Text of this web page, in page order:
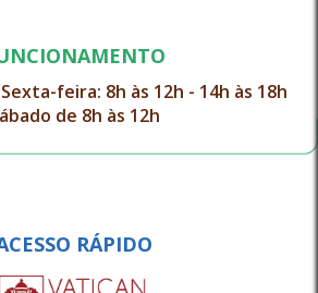
feira: 8h às 12h - 14h às 18h
de 8h às 12h
RÁPIDO